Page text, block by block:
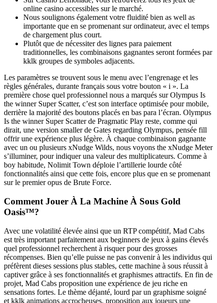
online casino accessibles sur le marché.
Nous soulignons également votre fluidité bien as well as
importante que en se promenant sur ordinateur, avec el temps
de chargement plus court.
Plutôt que de nécessiter des lignes para paiement
traditionnelles, les combinaisons gagnantes seront formées par
kklk groupes de symboles adjacents.
Les paramètres se trouvent sous le menu avec l’engrenage et les
règles générales, durante français sous votre bouton « i ». La
première chose quel professionnel nous a marqués sur Olympus Is
the winner Super Scatter, c’est son interface optimisée pour mobile,
derrière la majorité des boutons placés en bas para l’écran. Olympus
Is the winner Super Scatter de Pragmatic Play reste, comme qui
dirait, une version smaller de Gates regarding Olympus, pensée fill
offrir une expérience plus légère. À chaque combinaison gagnante
avec un ou plusieurs xNudge Wilds, nous voyons the xNudge Meter
s’illuminer, pour indiquer una valeur des multiplicateurs. Comme à
boy habitude, Nolimit Town déploie l’artillerie lourde côté
fonctionnalités ainsi que cette fois, encore plus que en se promenant
sur le premier opus de Brute Force.
Comment Jouer À La Machine À Sous Gold
Oasis™?
Avec une volatilité élevée ainsi que un RTP compétitif, Mad Cabs
est très important parfaitement aux beginners de jeux à gains élevés
quel professionnel recherchent à risquer pour des grosses
récompenses. Bien qu’elle puisse ne pas convenir à les individus qui
préfèrent dieses sessions plus stables, cette machine à sous réussit à
captiver grâce à ses fonctionnalités et graphismes attractifs. En fin de
projet, Mad Cabs proposition une expérience de jeu riche en
sensations fortes. Le thème déjanté, lourd par un graphisme soigné
et kklk animations accrocheuses, proposition aux joueurs une